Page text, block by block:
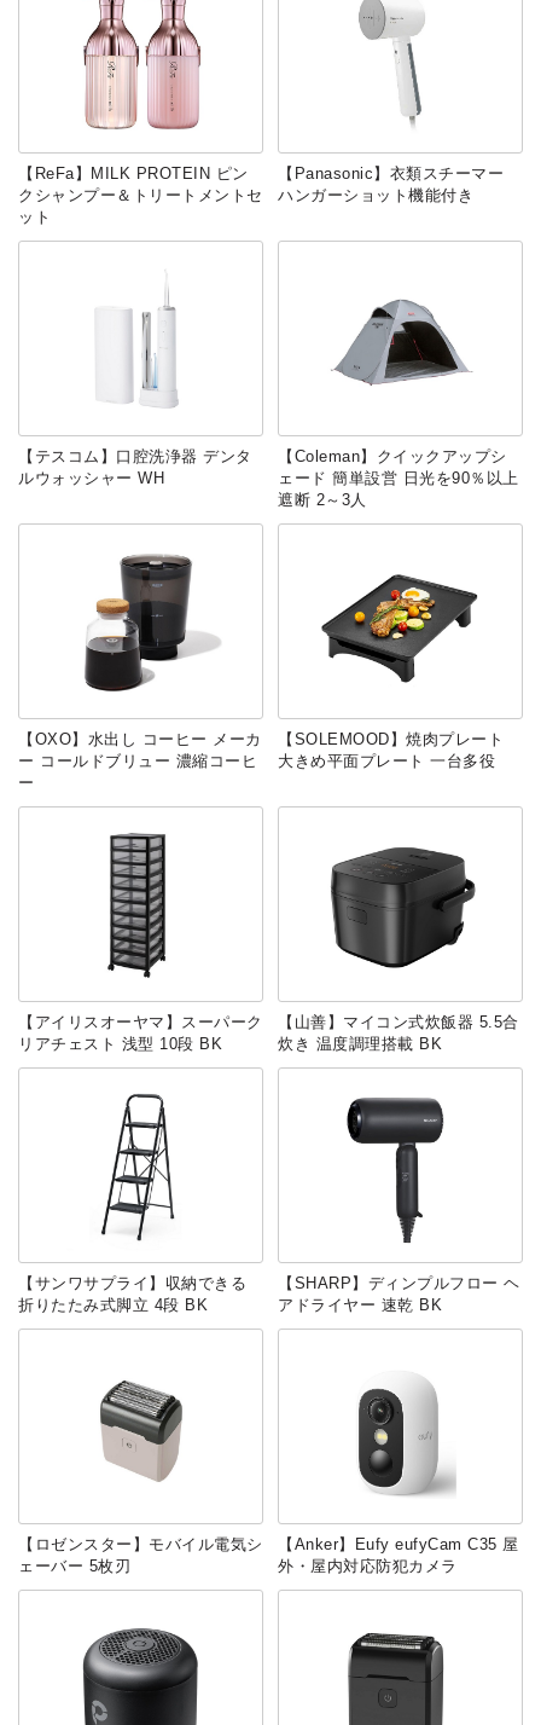
【ReFa】MILK PROTEIN ピン
クシャンプー＆トリートメントセ
ット
【Panasonic】衣類スチーマー
ハンガーショット機能付き
【テスコム】口腔洗浄器 デンタ
ルウォッシャー WH
【Coleman】クイックアップシ
ェード 簡単設営 日光を90％以上
遮断 2～3人
【OXO】水出し コーヒー メーカ
ー コールドブリュー 濃縮コーヒ
ー
【SOLEMOOD】焼肉プレート
大きめ平面プレート 一台多役
【アイリスオーヤマ】スーパーク
リアチェスト 浅型 10段 BK
【山善】マイコン式炊飯器 5.5合
炊き 温度調理搭載 BK
【サンワサプライ】収納できる
折りたたみ式脚立 4段 BK
【SHARP】ディンプルフロー ヘ
アドライヤー 速乾 BK
【ロゼンスター】モバイル電気シ
ェーバー 5枚刃
【Anker】Eufy eufyCam C35 屋
外・屋内対応防犯カメラ